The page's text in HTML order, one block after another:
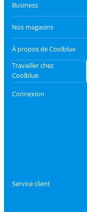
Business
Nos magasins
À propos de Coolblue
Travailler chez
Coolblue
Connexion
Service client